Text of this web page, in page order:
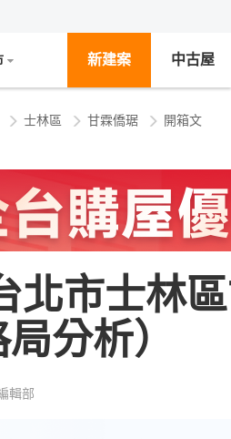
新建案 中古屋
士林區 甘霖僑琚 開箱文
北市士林
分析）
輯部